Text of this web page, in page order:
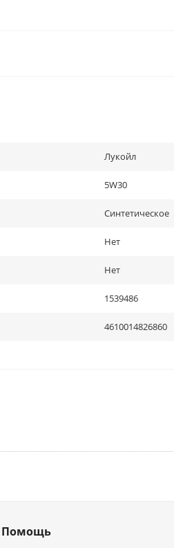
Лукойл
5W30
Синтетическое
Нет
Нет
1539486
4610014826860
Помощь